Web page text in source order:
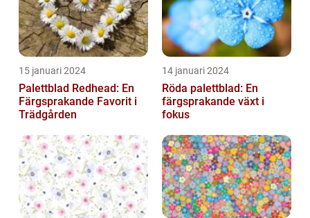
15 januari 2024
Palettblad Redhead: En
Färgsprakande Favorit i
Trädgården
14 januari 2024
Röda palettblad: En
färgsprakande växt i
fokus